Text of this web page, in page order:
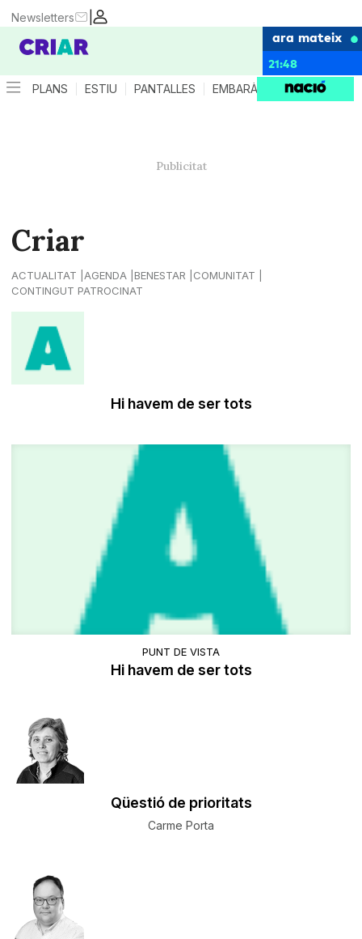
|
Newsletters
ara mateix
21:48
PLANS ESTIU PANTALLES EMBARÀS CRIANÇA
Criar
ACTUALITAT AGENDA BENESTAR
COMUNITAT
CONTINGUT PATROCINAT
​Hi havem de ser tots
PUNT DE VISTA
Hi havem de ser tots
Qüestió de prioritats
Carme Porta